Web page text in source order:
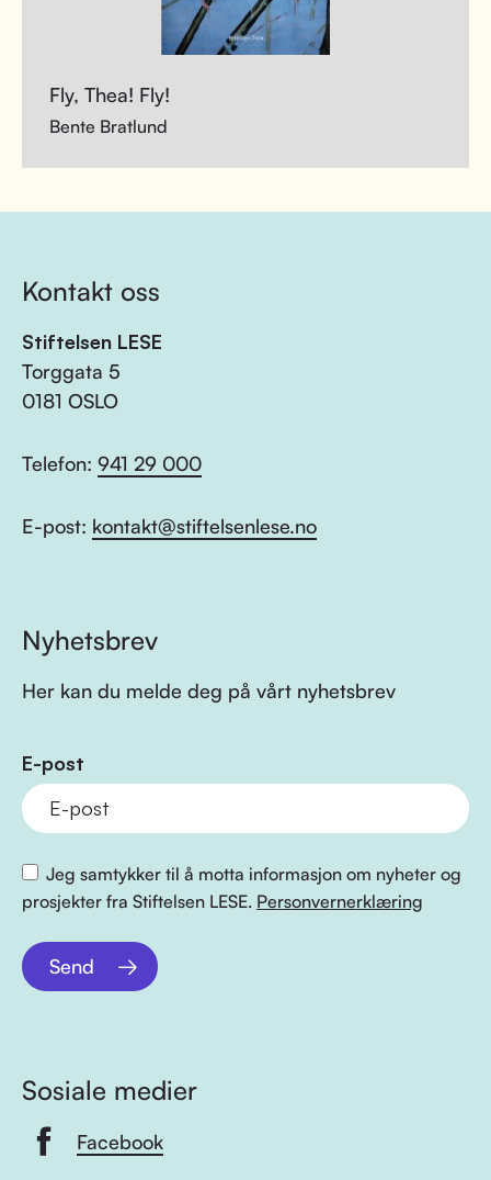
Fly, Thea! Fly!
Bente Bratlund
Kontakt oss
Stiftelsen LESE
Torggata 5
0181 OSLO
Telefon: 941 29 000
E-post: kontakt@stiftelsenlese.no
Nyhetsbrev
Her kan du melde deg på vårt nyhetsbrev
E-post
Jeg samtykker til å motta informasjon om nyheter og
prosjekter fra Stiftelsen LESE. Personvernerklæring
Send
Sosiale medier
Facebook